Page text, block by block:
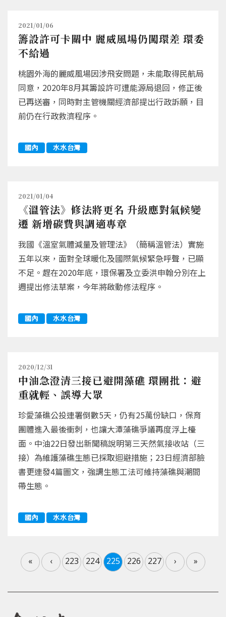
2021/01/06
籌設許可卡關中 麗威風場仍闖環差 環委
不給過
桃園外海的麗威風場因涉飛安問題，未能取得民航局
同意，2020年8月其籌設許可遭能源局退回，修正後
已再送審，同時對主管機關經濟部提出行政訴願，目
前仍在行政救濟程序。
國內 水水台灣
2021/01/04
《溫管法》修法將更名 升級應對氣候變
遷 新增碳費與調適專章
我國《溫室氣體減量及管理法》（簡稱溫管法）實施
五年以來，面對全球暖化及國際氣候緊急呼聲，已顯
不足。趕在2020年底，環保署及立委洪申翰分別在上
週提出修法草案，今年將啟動修法程序。
國內 水水台灣
2020/12/31
中油急澄清三接已避開藻礁 環團批：避
重就輕、誤導大眾
珍愛藻礁公投連署倒數5天，仍有25萬份缺口，保育
團體進入最後衝刺，也讓大潭藻礁爭議再度浮上檯
面。中油22日發出新聞稿說明第三天然氣接收站（三
接）為維護藻礁生態已採取迴避措施；23日經濟部臉
書更連發4篇圖文，強調生態工法可維持藻礁與潮間
帶生態。
國內 水水台灣
« ‹ 223 224 225 226 227 › »